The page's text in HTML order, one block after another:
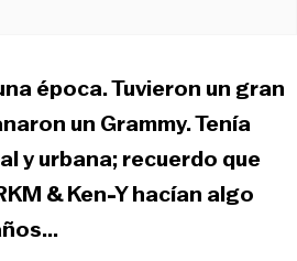
época. Tuvieron un gran
un Grammy. Tenía
y urbana; recuerdo que
& Ken-Y hacían algo